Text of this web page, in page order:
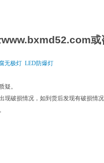
www.bxmd52.com或
无极灯 LED防爆灯
疑。
破损情况，如到货后发现有破损情况